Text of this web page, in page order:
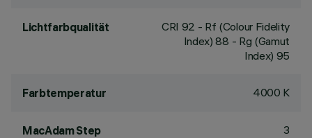
Lichtfarbqualität CRI 92 - Rf (Colour Fidelity
Index) 88 - Rg (Gamut
Index) 95
Farbtemperatur 4000 K
MacAdam Step 3